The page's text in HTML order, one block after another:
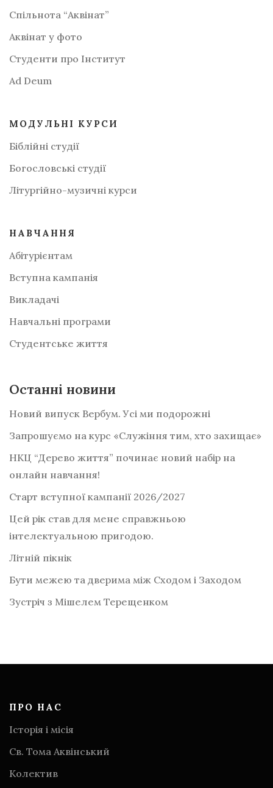
Спільнота “Аквінат”
Аквінат у фото
Студенти про Інститут
Аd Deum
МОДУЛЬНІ КУРСИ
Біблійні студії
Богословські студії
Літургійно-музичні курси
НАВЧАННЯ
Абітурієнтам
Вступна кампанія
Викладачі
Навчальні програми
Студентське життя
Останні новини
Новий випуск Вербум. Усі ми подорожні
Запрошуємо на курс «Служіння тим, хто захищає»
НКЦ “Дерево життя” починає новий набір на
онлайн навчання!
Старт вступної кампанії 2026/2027
Цей рік став для мене справжньою
інтелектуальною пригодою.
Літній пікнік
Бути межею та дверима між Сходом і Заходом
Зустріч з Мішелем Терещенком
ПРО НАС
Історія і місія
Св. Тома Аквінський
Колектив